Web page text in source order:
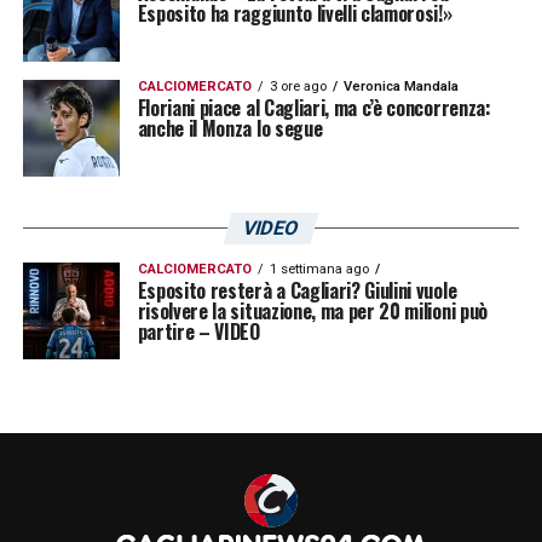
Esposito ha raggiunto livelli clamorosi!»
CALCIOMERCATO 3 ore ago Veronica Mandala
Floriani piace al Cagliari, ma c’è concorrenza:
anche il Monza lo segue
VIDEO
CALCIOMERCATO 1 settimana ago
Esposito resterà a Cagliari? Giulini vuole
risolvere la situazione, ma per 20 milioni può
partire – VIDEO